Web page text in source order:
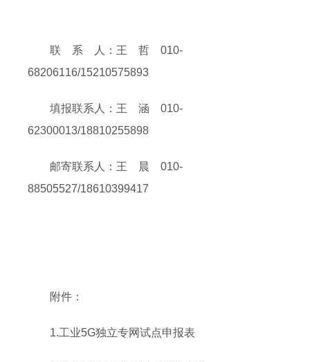
联 系 人：王 哲 010-
68206116/15210575893
填报联系人：王 涵 010-
62300013/18810255898
邮寄联系人：王 晨 010-
88505527/18610399417
附件：
1.工业5G独立专网试点申报表